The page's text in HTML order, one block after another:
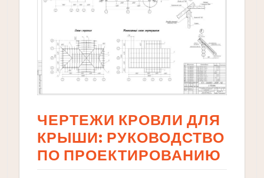
ЧЕРТЕЖИ КРОВЛИ ДЛЯ
КРЫШИ: РУКОВОДСТВО
ПО ПРОЕКТИРОВАНИЮ